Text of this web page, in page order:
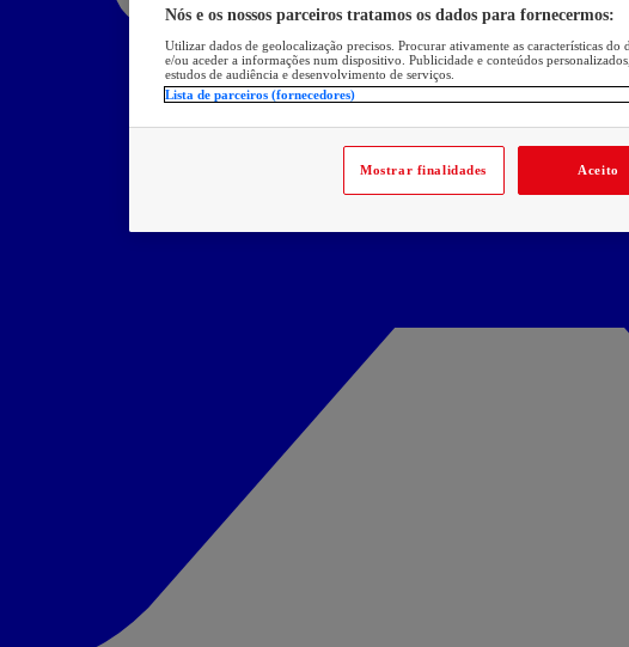
Nós e os nossos parceiros tratamos os dados para fornecermos:
Utilizar dados de geolocalização precisos. Procurar ativamente as características
e/ou aceder a informações num dispositivo. Publicidade e conteúdos
estudos de audiência e desenvolvimento de serviços.
Lista de parceiros (fornecedores)
Mostrar finalidades Aceito